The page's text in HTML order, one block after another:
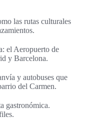
las rutas culturales
el Aeropuerto de
y Barcelona.
y autobuses que
del Carmen.
gastronómica.